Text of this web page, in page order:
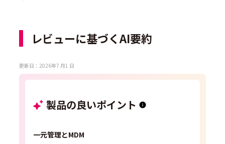
レビューに基づくAI要約
更新日：2026年7 月1 日
製品の良いポイント
一元管理とMDM